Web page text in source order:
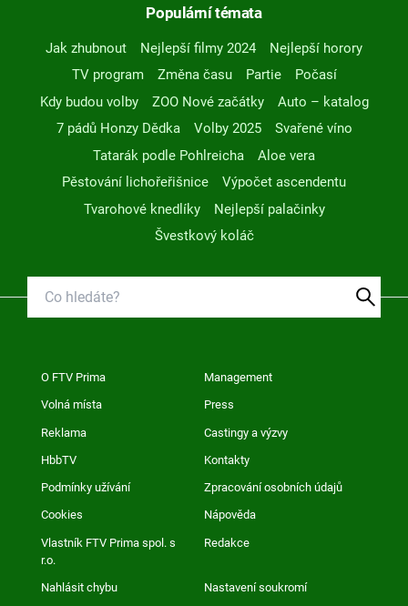
Populární témata
Jak zhubnout Nejlepší filmy 2024
Nejlepší horory
TV program
Změna času Partie
Počasí
Kdy budou volby
ZOO Nové začátky
Auto – katalog
7 pádů Honzy Dědka
Volby 2025
Svařené víno
Tatarák podle Pohlreicha
Aloe vera
Pěstování lichořeřišnice
Výpočet ascendentu
Tvarohové knedlíky
Nejlepší palačinky
Švestkový koláč
O FTV Prima Management
Volná místa Press
Reklama Castingy a výzvy
HbbTV Kontakty
Podmínky užívání Zpracování osobních údajů
Cookies Nápověda
Vlastník FTV Prima spol. s
r.o.
Redakce
Nahlásit chybu Nastavení soukromí